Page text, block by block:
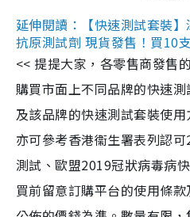
延伸閱讀：【快速測試套裝
抗原測試劑 現貨發售！買10
<< 提提大家，各零售商發售
購買市面上不同品牌的快速
及該品牌的快速測試套裝使
亦可參考香港衞生署表列認
測試、歐盟2019冠狀病毒病
買前留意訂購平台的使用條